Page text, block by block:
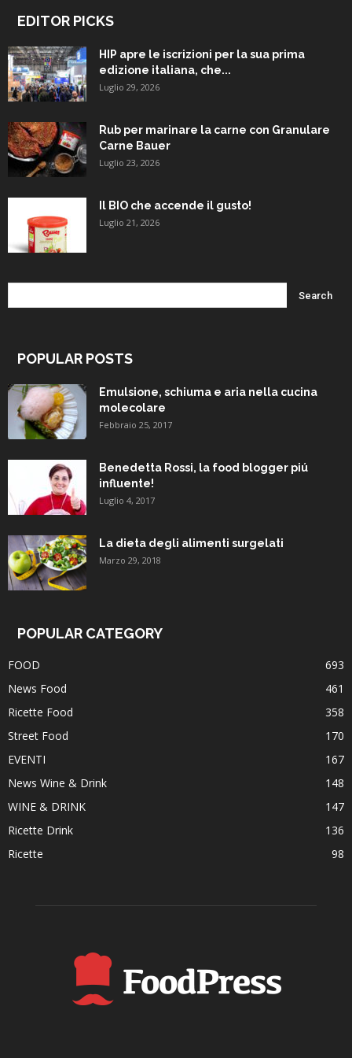
EDITOR PICKS
HIP apre le iscrizioni per la sua prima
edizione italiana, che...
Luglio 29, 2026
Rub per marinare la carne con Granulare
Carne Bauer
Luglio 23, 2026
Il BIO che accende il gusto!
Luglio 21, 2026
POPULAR POSTS
Emulsione, schiuma e aria nella cucina
molecolare
Febbraio 25, 2017
Benedetta Rossi, la food blogger piú
influente!
Luglio 4, 2017
La dieta degli alimenti surgelati
Marzo 29, 2018
POPULAR CATEGORY
FOOD
693
News Food
461
Ricette Food
358
Street Food
170
EVENTI
167
News Wine & Drink
148
WINE & DRINK
147
Ricette Drink
136
Ricette
98